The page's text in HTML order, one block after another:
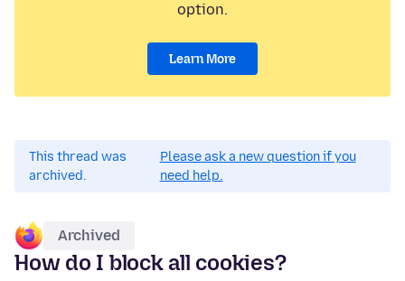
option.
Learn More
This thread was
archived.
Please ask a new question if you
need help.
Archived
How do I block all cookies?